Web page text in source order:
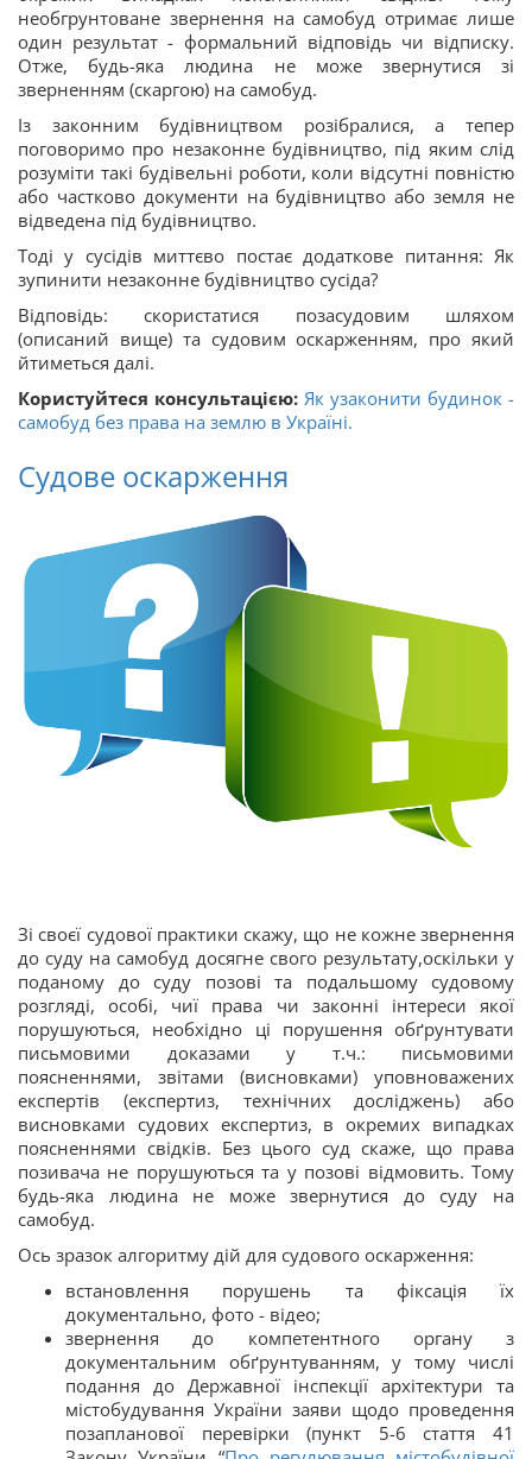
необгрунтоване звернення на самобуд отримає лише
один результат - формальний відповідь чи відписку.
Отже, будь-яка людина не може звернутися зі
зверненням (скаргою) на самобуд.
Із законним будівництвом розібралися, а тепер
поговоримо про незаконне будівництво, під яким слід
розуміти такі будівельні роботи, коли відсутні повністю
або частково документи на будівництво або земля не
відведена під будівництво.
Тоді у сусідів миттєво постає додаткове питання: Як
зупинити незаконне будівництво сусіда?
Відповідь: скористатися позасудовим шляхом
(описаний вище) та судовим оскарженням, про який
йтиметься далі.
Користуйтеся консультацією: Як узаконити будинок -
самобуд без права на землю в Україні.
Судове оскарження
Зі своєї судової практики скажу, що не кожне звернення
до суду на самобуд досягне свого результату,оскільки у
поданому до суду позові та подальшому судовому
розгляді, особі, чиї права чи законні інтереси якої
порушуються, необхідно ці порушення обґрунтувати
письмовими доказами у т.ч.: письмовими
поясненнями, звітами (висновками) уповноважених
експертів (експертиз, технічних досліджень) або
висновками судових експертиз, в окремих випадках
поясненнями свідків. Без цього суд скаже, що права
позивача не порушуються та у позові відмовить. Тому
будь-яка людина не може звернутися до суду на
самобуд.
Ось зразок алгоритму дій для судового оскарження:
встановлення порушень та фіксація їх
документально, фото - відео;
звернення до компетентного органу з
документальним обґрунтуванням, у тому числі
подання до Державної інспекції архітектури та
містобудування України заяви щодо проведення
позапланової перевірки (пункт 5-6 стаття 41